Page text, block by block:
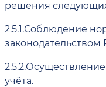
решения
2.5.1.Соблюдение
2.5.2.Осуществление
учёта.